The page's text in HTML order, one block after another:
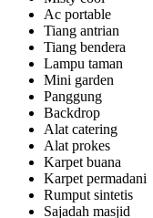
Ac portable
Tiang antrian
Tiang bendera
Lampu taman
Mini garden
Panggung
Backdrop
Alat catering
Alat prokes
Karpet buana
Karpet permadani
Rumput sintetis
Sajadah masjid